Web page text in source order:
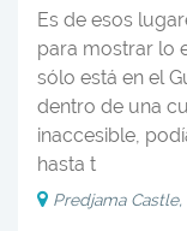
Es de esos
para mostrar lo
sólo está en el
dentro de una
inaccesible,
hasta t
Predjama Castle,